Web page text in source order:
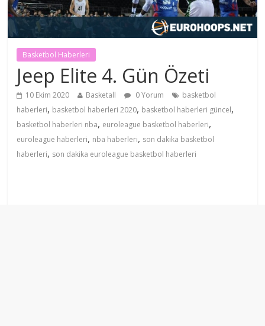
Basketbol Haberleri
Jeep Elite 4. Gün Özeti
10 Ekim 2020 Basketall 0 Yorum
basketbol
haberleri, basketbol haberleri 2020, basketbol haberleri güncel,
basketbol haberleri nba, euroleague basketbol haberleri,
euroleague haberleri, nba haberleri, son dakika basketbol
haberleri, son dakika euroleague basketbol haberleri